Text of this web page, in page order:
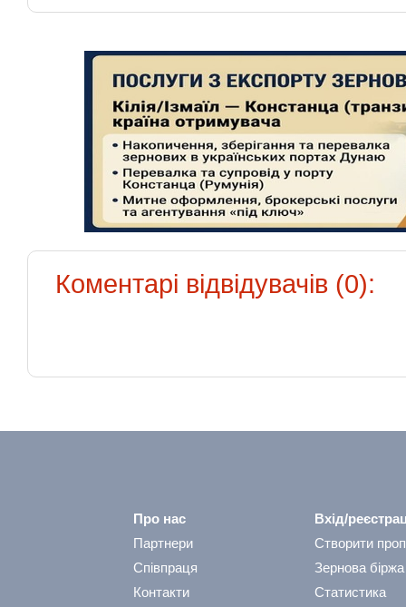
Коментарі відвідувачів (0):
Про нас
Партнери
Співпраця
Контакти
Вхід/
Створити
Зернова біржа
Статистика